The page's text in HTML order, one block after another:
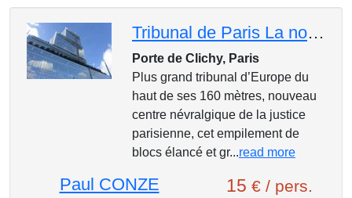
Tribunal de Paris La nouvelle cité judiciaire porte de Clichy
Porte de Clichy, Paris
Plus grand tribunal d’Europe du
haut de ses 160 mètres, nouveau
centre névralgique de la justice
parisienne, cet empilement de
blocs élancé et gr...read more
Paul CONZE 15 € / pers.